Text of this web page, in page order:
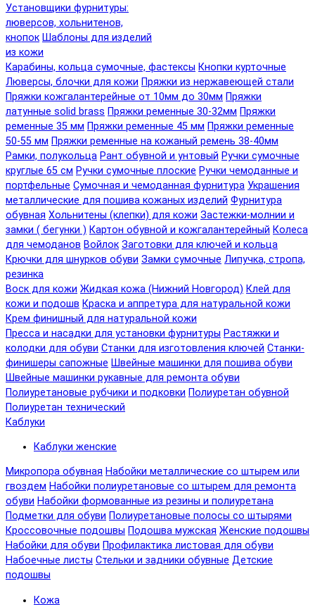
Установщики фурнитуры:
люверсов, хольнитенов,
кнопок Шаблоны для изделий
из кожи
Карабины, кольца сумочные, фастексы Кнопки курточные
Люверсы, блочки для кожи Пряжки из нержавеющей стали
Пряжки кожгалантерейные от 10мм до 30мм Пряжки
латунные solid brass Пряжки ременные 30-32мм Пряжки
ременные 35 мм Пряжки ременные 45 мм Пряжки ременные
50-55 мм Пряжки ременные на кожаный ремень 38-40мм
Рамки, полукольца Рант обувной и унтовый Ручки сумочные
круглые 65 см Ручки сумочные плоские Ручки чемоданные и
портфельные Сумочная и чемоданная фурнитура Украшения
металлические для пошива кожаных изделий Фурнитура
обувная Хольнитены (клепки) для кожи Застежки-молнии и
замки ( бегунки ) Картон обувной и кожгалантерейный Колеса
для чемоданов Войлок Заготовки для ключей и кольца
Крючки для шнурков обуви Замки сумочные Липучка, стропа,
резинка
Воск для кожи Жидкая кожа (Нижний Новгород) Клей для
кожи и подошв Краска и аппретура для натуральной кожи
Крем финишный для натуральной кожи
Пресса и насадки для установки фурнитуры Растяжки и
колодки для обуви Станки для изготовления ключей Станки-
финишеры сапожные Швейные машинки для пошива обуви
Швейные машинки рукавные для ремонта обуви
Полиуретановые рубчики и подковки Полиуретан обувной
Полиуретан технический
Каблуки
Каблуки женские
Микропора обувная Набойки металлические со штырем или
гвоздем Набойки полиуретановые со штырем для ремонта
обуви Набойки формованные из резины и полиуретана
Подметки для обуви Полиуретановые полосы со штырями
Кроссовочные подошвы Подошва мужская Женские подошвы
Набойки для обуви Профилактика листовая для обуви
Набоечные листы Стельки и задники обувные Детские
подошвы
Кожа